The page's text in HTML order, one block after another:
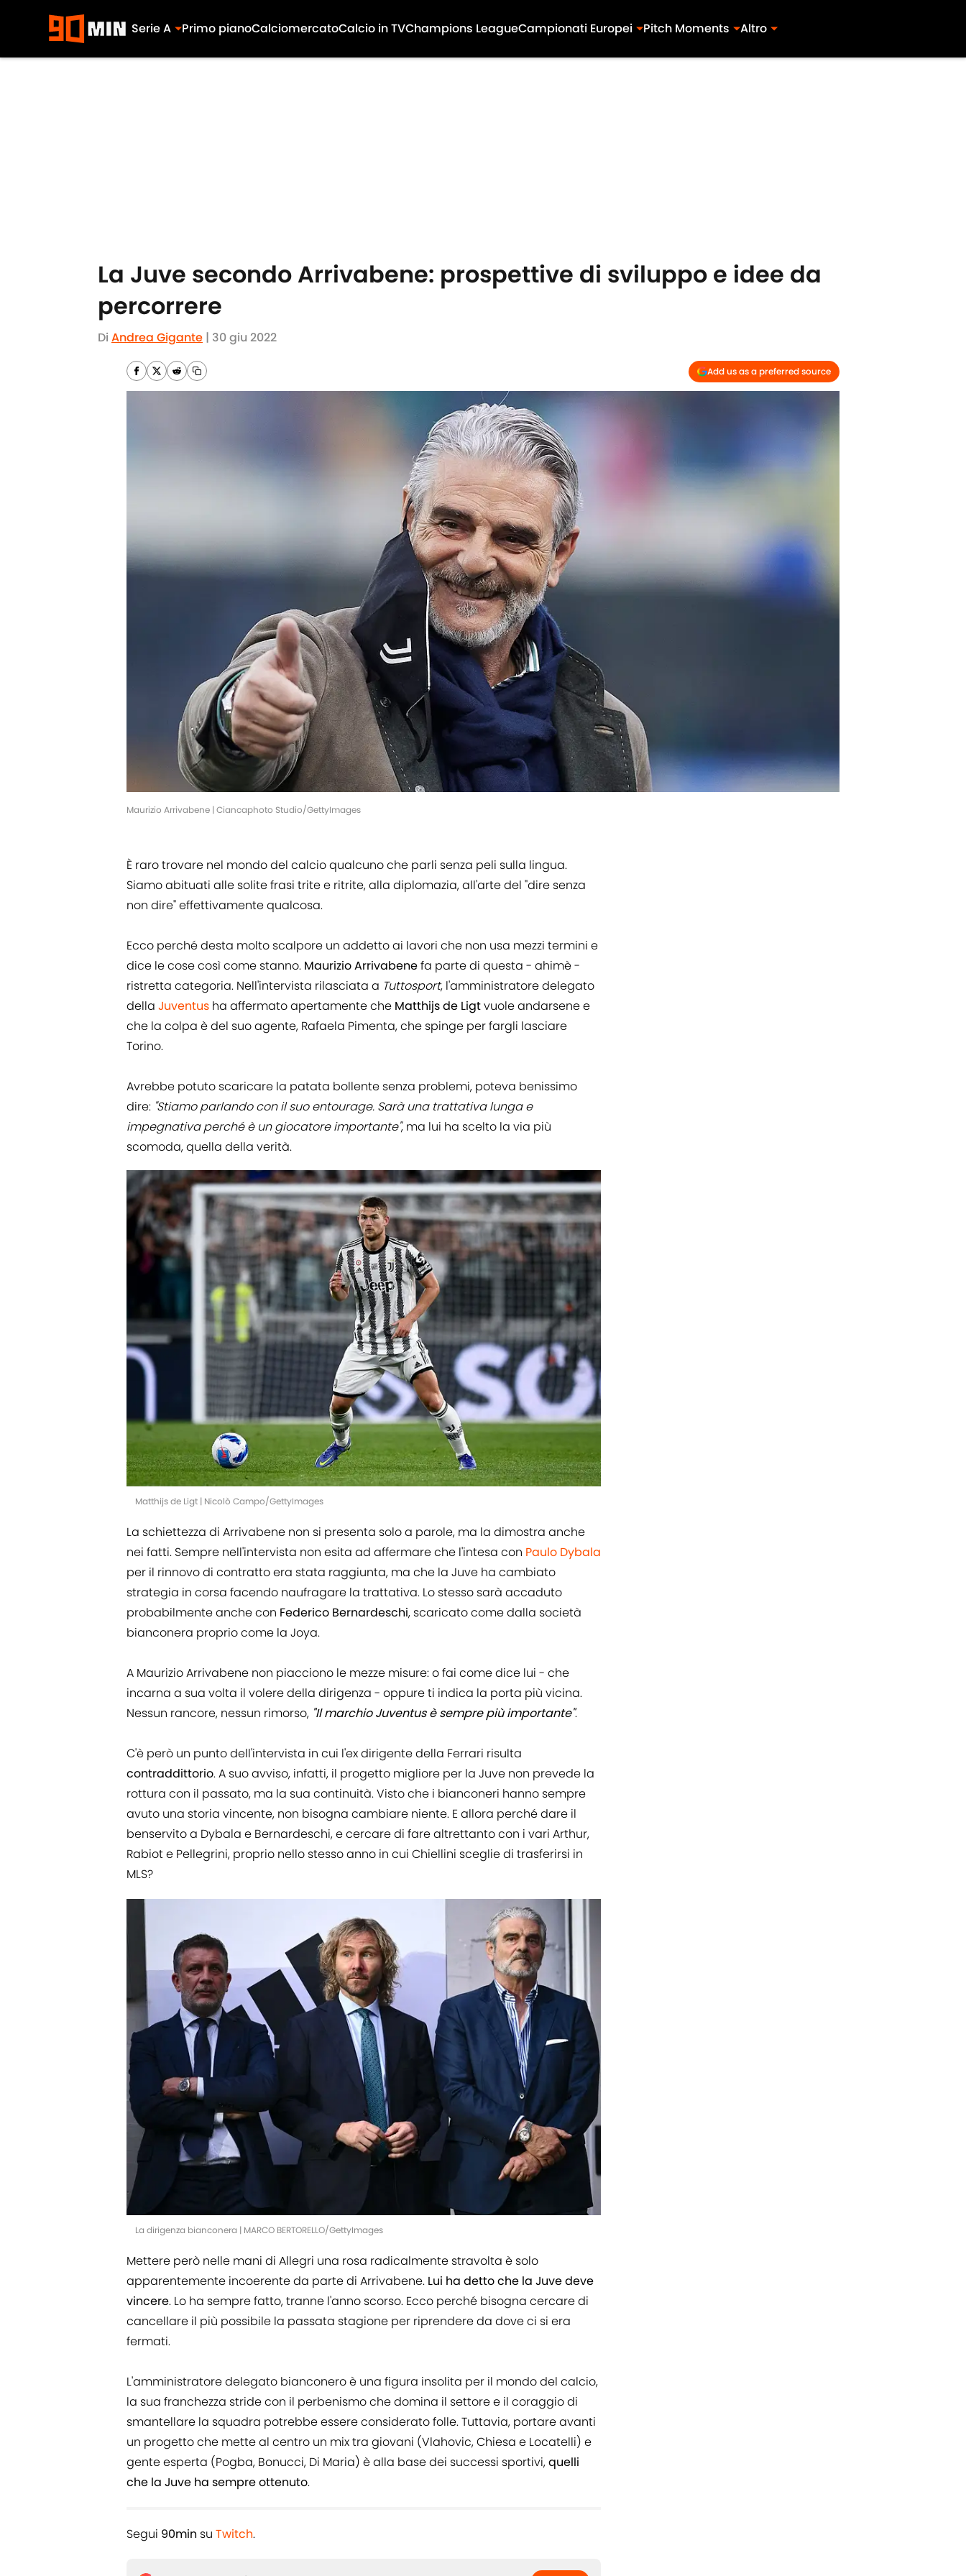
Serie A Primo pianoCalciomercatoCalcio in TVChampions LeagueCampionati Europei Pitch Moments Altro
La Juve secondo Arrivabene: prospettive di sviluppo e idee da
percorrere
Di Andrea Gigante | 30 giu 2022
Add us as a preferred source
Maurizio Arrivabene | Ciancaphoto Studio/GettyImages
È raro trovare nel mondo del calcio qualcuno che parli senza peli sulla lingua.
Siamo abituati alle solite frasi trite e ritrite, alla diplomazia, all'arte del "dire senza
non dire" effettivamente qualcosa.
Ecco perché desta molto scalpore un addetto ai lavori che non usa mezzi termini e
dice le cose così come stanno. Maurizio Arrivabenefa parte di questa - ahimè -
ristretta categoria. Nell'intervista rilasciata a Tuttosport, l'amministratore delegato
della Juventus ha affermato apertamente che Matthijs de Ligtvuole andarsene e
che la colpa è del suo agente, Rafaela Pimenta, che spinge per fargli lasciare
Torino.
Avrebbe potuto scaricare la patata bollente senza problemi, poteva benissimo
dire: "Stiamo parlando con il suo entourage. Sarà una trattativa lunga e
impegnativa perché è un giocatore importante", ma lui ha scelto la via più
scomoda, quella della verità.
Matthijs de Ligt | Nicolò Campo/GettyImages
La schiettezza di Arrivabene non si presenta solo a parole, ma la dimostra anche
nei fatti. Sempre nell'intervista non esita ad affermare che l'intesa con Paulo Dybala
per il rinnovo di contratto era stata raggiunta, ma che la Juve ha cambiato
strategia in corsa facendo naufragare la trattativa. Lo stesso sarà accaduto
probabilmente anche con Federico Bernardeschi, scaricato come dalla società
bianconera proprio come la Joya.
A Maurizio Arrivabene non piacciono le mezze misure: o fai come dice lui - che
incarna a sua volta il volere della dirigenza - oppure ti indica la porta più vicina.
Nessun rancore, nessun rimorso, "Il marchio Juventus è sempre più importante".
C'è però un punto dell'intervista in cui l'ex dirigente della Ferrari risulta
contraddittorio. A suo avviso, infatti, il progetto migliore per la Juve non prevede la
rottura con il passato, ma la sua continuità. Visto che i bianconeri hanno sempre
avuto una storia vincente, non bisogna cambiare niente. E allora perché dare il
benservito a Dybala e Bernardeschi, e cercare di fare altrettanto con i vari Arthur,
Rabiot e Pellegrini, proprio nello stesso anno in cui Chiellini sceglie di trasferirsi in
MLS?
La dirigenza bianconera | MARCO BERTORELLO/GettyImages
Mettere però nelle mani di Allegri una rosa radicalmente stravolta è solo
apparentemente incoerente da parte di Arrivabene. Lui ha detto che la Juve deve
vincere. Lo ha sempre fatto, tranne l'anno scorso. Ecco perché bisogna cercare di
cancellare il più possibile la passata stagione per riprendere da dove ci si era
fermati.
L'amministratore delegato bianconero è una figura insolita per il mondo del calcio,
la sua franchezza stride con il perbenismo che domina il settore e il coraggio di
smantellare la squadra potrebbe essere considerato folle. Tuttavia, portare avanti
un progetto che mette al centro un mix tra giovani (Vlahovic, Chiesa e Locatelli) e
gente esperta (Pogba, Bonucci, Di Maria) è alla base dei successi sportivi,quelli
che la Juve ha sempre ottenuto.
Segui 90min su Twitch.